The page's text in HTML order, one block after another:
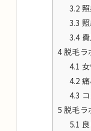
3.2
3.3
3.4費
4 脱毛ラ
4.1
4.2
4.3
5 脱毛ラ
5.1